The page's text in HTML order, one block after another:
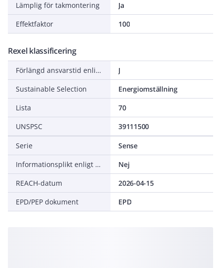
Lämplig för takmontering
Ja
Effektfaktor
100
Rexel klassificering
Förlängd ansvarstid enligt ALEM-09
J
Sustainable Selection
Energiomställning
Lista
70
UNSPSC
39111500
Serie
Sense
Informationsplikt enligt REACH
Nej
REACH-datum
2026-04-15
EPD/PEP dokument
EPD